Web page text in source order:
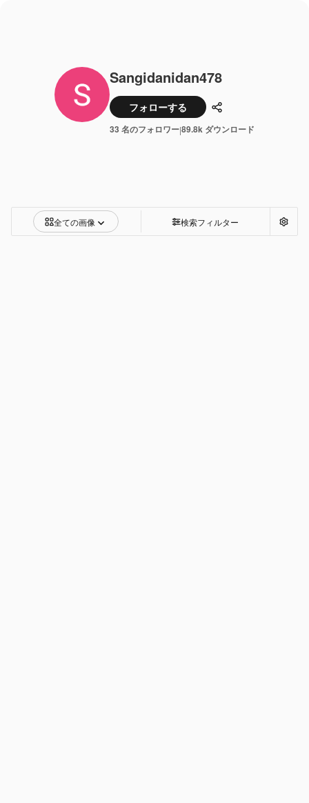
Sangidanidan478
フォローする 共有
33 名のフォロワー|89.8k ダウンロード
全ての画像 検索フィルター